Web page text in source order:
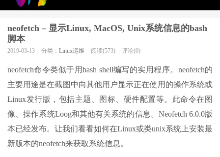
neofetch – 显示Linux, MacOS, Unix系统信息的bash
脚本
2019-03-13 分类： Linux运维 阅读(573) 评论(0)
neofetch命令类似于用bash shell编写的实用程序。neofetch的
主要用途是在截图中向其他用户显示正在使用的操作系统或
Linux发行版，包括主题、图标、硬件配置等。此命令在图
像、操作系统Loog和其他有关系统的信息。Neofetch 6.0.0版
本已经发布。让我们看看如何在Linux或类unix系统上安装最
新版本的neofetch来获取系统信息。